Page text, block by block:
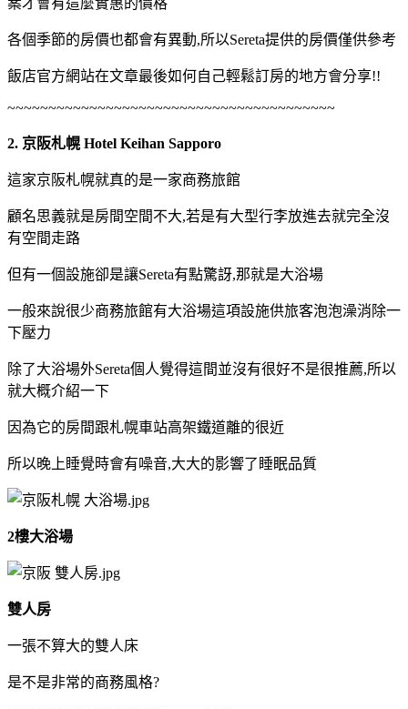
各個季節的房價也都會有異動,所以Sereta提供的房價僅供參考
飯店官方網站在文章最後如何自己輕鬆訂房的地方會分享!!
~~~~~~~~~~~~~~~~~~~~~~~~~~~~~~~~~~~~~~~~
2. 京阪札幌 Hotel Keihan Sapporo
這家京阪札幌就真的是一家商務旅館
顧名思義就是房間空間不大,若是有大型行李放進去就完全沒
有空間走路
但有一個設施卻是讓Sereta有點驚訝,那就是大浴場
一般來說很少商務旅館有大浴場這項設施供旅客泡泡澡消除一
下壓力
除了大浴場外Sereta個人覺得這間並沒有很好不是很推薦,所以
就大概介紹一下
因為它的房間跟札幌車站高架鐵道離的很近
所以晚上睡覺時會有噪音,大大的影響了睡眠品質
2樓大浴場
雙人房
一張不算大的雙人床
是不是非常的商務風格?